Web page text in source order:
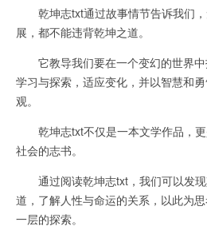
乾坤志txt通过故事情节告诉我们，
展，都不能违背乾坤之道。
它教导我们要在一个变幻的世界中
学习与探索，适应变化，并以智慧和
观。
乾坤志txt不仅是一本文学作品，更
社会的志书。
通过阅读乾坤志txt，我们可以发现
道，了解人性与命运的关系，以此为
一层的探索。